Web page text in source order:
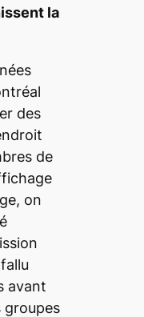
la
des
de
on
avant
groupes